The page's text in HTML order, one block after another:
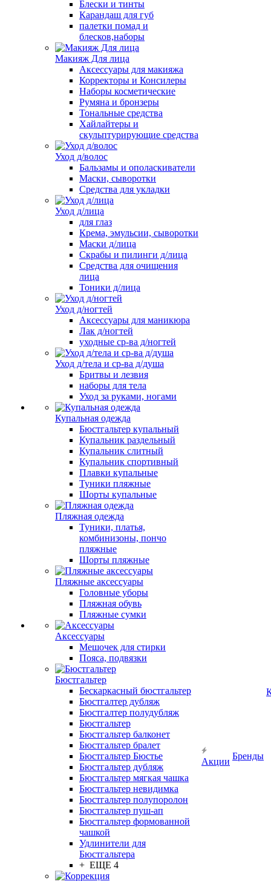
Блески и тинты
Карандаш для губ
палетки помад и
блесков,наборы
Макияж Для лица
Аксессуары для макияжа
Корректоры и Консилеры
Наборы косметические
Румяна и бронзеры
Тональные средства
Хайлайтеры и
скульптурирующие средства
Уход д/волос
Бальзамы и ополаскиватели
Маски, сыворотки
Средства для укладки
Уход д/лица
для глаз
Крема, эмульсии, сыворотки
Маски д/лица
Скрабы и пилинги д/лица
Средства для очищения
лица
Тоники д/лица
Уход д/ногтей
Аксессуары для маникюра
Лак д/ногтей
уходные ср-ва д/ногтей
Уход д/тела и ср-ва д/душа
Бритвы и лезвия
наборы для тела
Уход за руками, ногами
Купальная одежда
Бюстгальтер купальный
Купальник раздельный
Купальник слитный
Купальник спортивный
Плавки купальные
Туники пляжные
Шорты купальные
Пляжная одежда
Туники, платья,
комбинизоны, пончо
пляжные
Шорты пляжные
Пляжные аксессуары
Головные уборы
Пляжная обувь
Пляжные сумки
Аксессуары
Мешочек для стирки
Пояса, подвязки
Бюстгальтер
Бескаркасный бюстгальтер
Бюстгалтер дубляж
Бюстгалтер полудубляж
Бюстгальтер
Бюстгальтер балконет
Бюстгальтер бралет
Бюстгальтер Бюстье
Бюстгальтер дубляж
Бюстгальтер мягкая чашка
Бюстгальтер невидимка
Бюстгальтер полупоролон
Бюстгальтер пуш-ап
Бюстгальтер формованной
чашкой
Удлинители для
Бюстгальтера
+ ЕЩЕ 4
Акции
Бренды